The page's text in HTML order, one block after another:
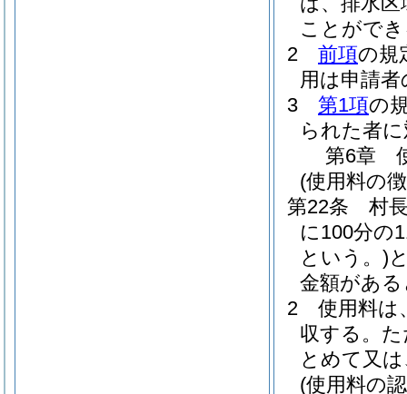
ことがで
2
前項の規
用は申請
3
第1項の
られた者
第6章
(使用料の
第22条
村
に100分の
という。)
金額があ
2
使用料は
収する。
とめて又
(使用料の